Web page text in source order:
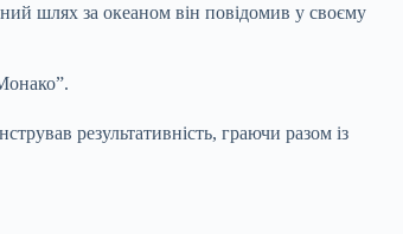
шлях за океаном він повідомив у своєму
результативність, граючи разом із